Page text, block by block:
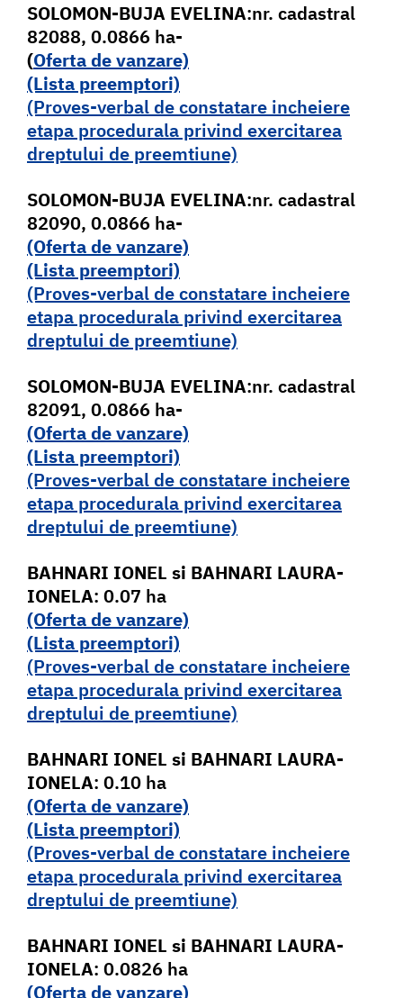
SOLOMON-BUJA EVELINA:nr. cadastral
82088, 0.0866 ha-
(Oferta de vanzare)
(Lista preemptori)
(Proves-verbal de constatare incheiere
etapa procedurala privind exercitarea
dreptului de preemtiune)
SOLOMON-BUJA EVELINA:nr. cadastral
82090, 0.0866 ha-
(Oferta de vanzare)
(Lista preemptori)
(Proves-verbal de constatare incheiere
etapa procedurala privind exercitarea
dreptului de preemtiune)
SOLOMON-BUJA EVELINA:nr. cadastral
82091, 0.0866 ha-
(Oferta de vanzare)
(Lista preemptori)
(Proves-verbal de constatare incheiere
etapa procedurala privind exercitarea
dreptului de preemtiune)
BAHNARI IONEL si BAHNARI LAURA-
IONELA: 0.07 ha
(Oferta de vanzare)
(Lista preemptori)
(Proves-verbal de constatare incheiere
etapa procedurala privind exercitarea
dreptului de preemtiune)
BAHNARI IONEL si BAHNARI LAURA-
IONELA: 0.10 ha
(Oferta de vanzare)
(Lista preemptori)
(Proves-verbal de constatare incheiere
etapa procedurala privind exercitarea
dreptului de preemtiune)
BAHNARI IONEL si BAHNARI LAURA-
IONELA: 0.0826 ha
(Oferta de vanzare)